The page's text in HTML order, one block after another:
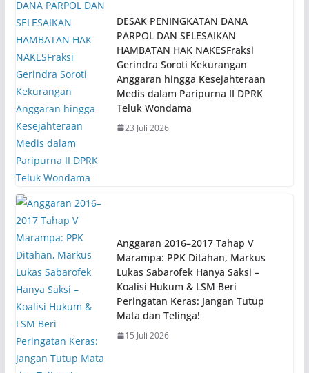
DESAK PENINGKATAN DANA
PARPOL DAN SELESAIKAN
HAMBATAN HAK NAKESFraksi
Gerindra Soroti Kekurangan
Anggaran hingga Kesejahteraan
Medis dalam Paripurna II DPRK
Teluk Wondama
23 Juli 2026
Anggaran 2016–2017 Tahap V
Marampa: PPK Ditahan, Markus
Lukas Sabarofek Hanya Saksi –
Koalisi Hukum & LSM Beri
Peringatan Keras: Jangan Tutup
Mata dan Telinga!
15 Juli 2026